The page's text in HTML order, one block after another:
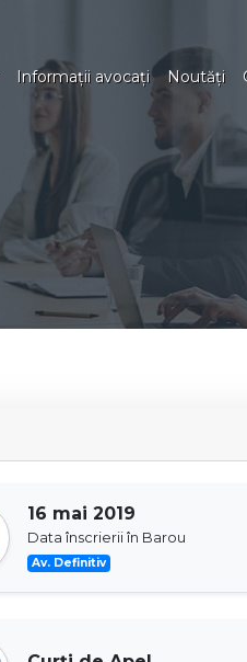
Informaţii avocaţi Noutăţi
16 mai 2019
Data înscrierii în Barou
Av. Definitiv